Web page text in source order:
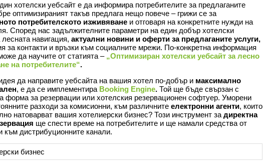
хотелски уебсайт е да информира потребителите за предлаганите
оптимизираният такъв предлага нещо повече – грижи се за
потребителското изживяване и отговаря на конкретните нужди на
Според нас задължителните параметри на един добър хотелски
навигация, актуални новини и оферти за предлаганите услуги,
за контакти и връзки към социалните мрежи. По-конкретна информация
да научите от статията – „Оптимизиран хотелски уебсайт за лесно
на потребителите“.
да направите уебсайта на вашия хотел по-добър и максимално
, е да се имплементира Booking Engine. Той ще бъде свързан с
форма за резервации или хотелския резервационен софтуер. Уморени
разходи за комисионни, към различните електронни агенти, които
натоварват вашия хотелиерски бизнес? Този инструмент за директна
ще спести време на потребителите и ще намали средства от
към дистрибуционните канали.